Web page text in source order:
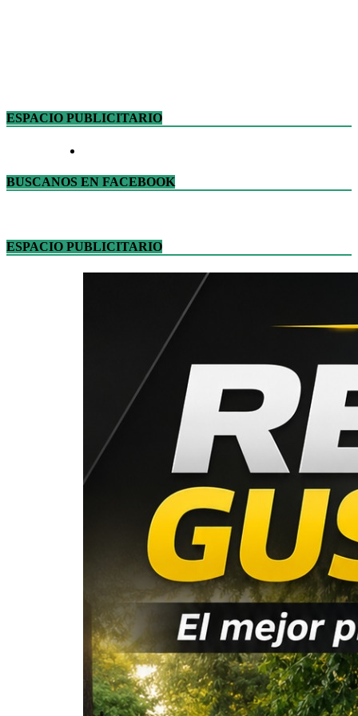
ESPACIO PUBLICITARIO
BUSCANOS EN FACEBOOK
ESPACIO PUBLICITARIO